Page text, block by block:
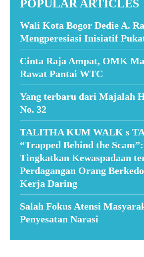
POPULAR ARTICLES
Wali Kota Bogor Dedie A.
Mengperesiasi Inisiatif
Cinta Raja Ampat, OMK
Rawat Pantai WTC
Yang terbaru dari Majalah
No. 32
TALITHA KUM WALK s
“Trapped Behind the
Tingkatkan Kewaspadaan
Perdagangan Orang
Kerja Daring
Salah Fokus Atensi
Penyesatan Narasi